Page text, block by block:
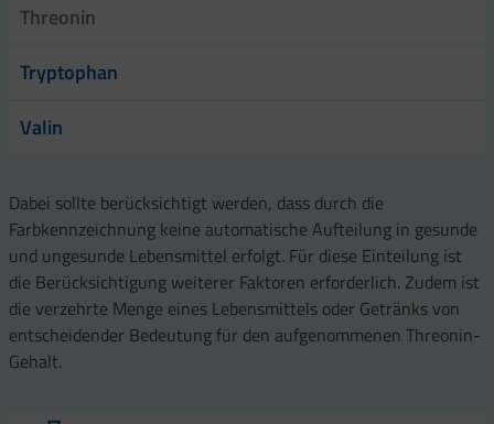
Threonin
Tryptophan
Valin
Dabei sollte berücksichtigt werden, dass durch die
Farbkennzeichnung keine automatische Aufteilung in gesunde
und ungesunde Lebensmittel erfolgt. Für diese Einteilung ist
die Berücksichtigung weiterer Faktoren erforderlich. Zudem ist
die verzehrte Menge eines Lebensmittels oder Getränks von
entscheidender Bedeutung für den aufgenommenen Threonin-
Gehalt.